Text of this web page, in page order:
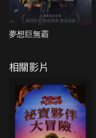
夢想巨無霸
相關影片